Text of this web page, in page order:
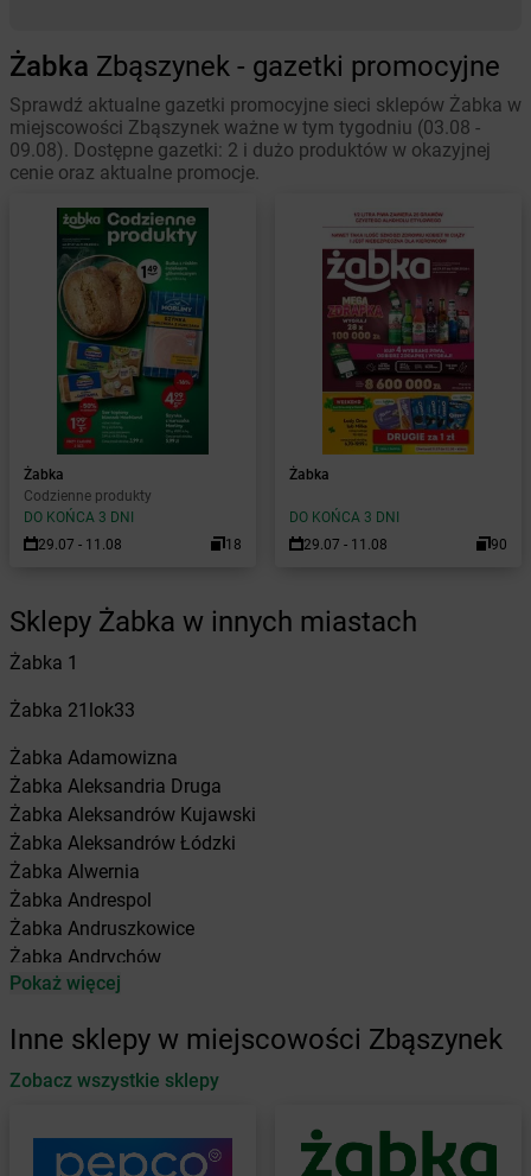
Żabka Zbąszynek - gazetki promocyjne
Sprawdź aktualne gazetki promocyjne sieci sklepów Żabka w
miejscowości Zbąszynek ważne w tym tygodniu (03.08 -
09.08). Dostępne gazetki: 2 i dużo produktów w okazyjnej
cenie oraz aktualne promocje.
Żabka
Codzienne produkty
DO KOŃCA 3 DNI
29.07 - 11.08
18
Żabka
DO KOŃCA 3 DNI
29.07 - 11.08
90
Sklepy Żabka w innych miastach
Żabka 1
Żabka 21lok33
Żabka Adamowizna
Żabka Aleksandria Druga
Żabka Aleksandrów Kujawski
Żabka Aleksandrów Łódzki
Żabka Alwernia
Żabka Andrespol
Żabka Andruszkowice
Żabka Andrychów
Żabka Antonie
Żabka Automat
Żabka Babica
Babimost
Pokaż więcej
Inne sklepy w miejscowości Zbąszynek
Zobacz wszystkie sklepy